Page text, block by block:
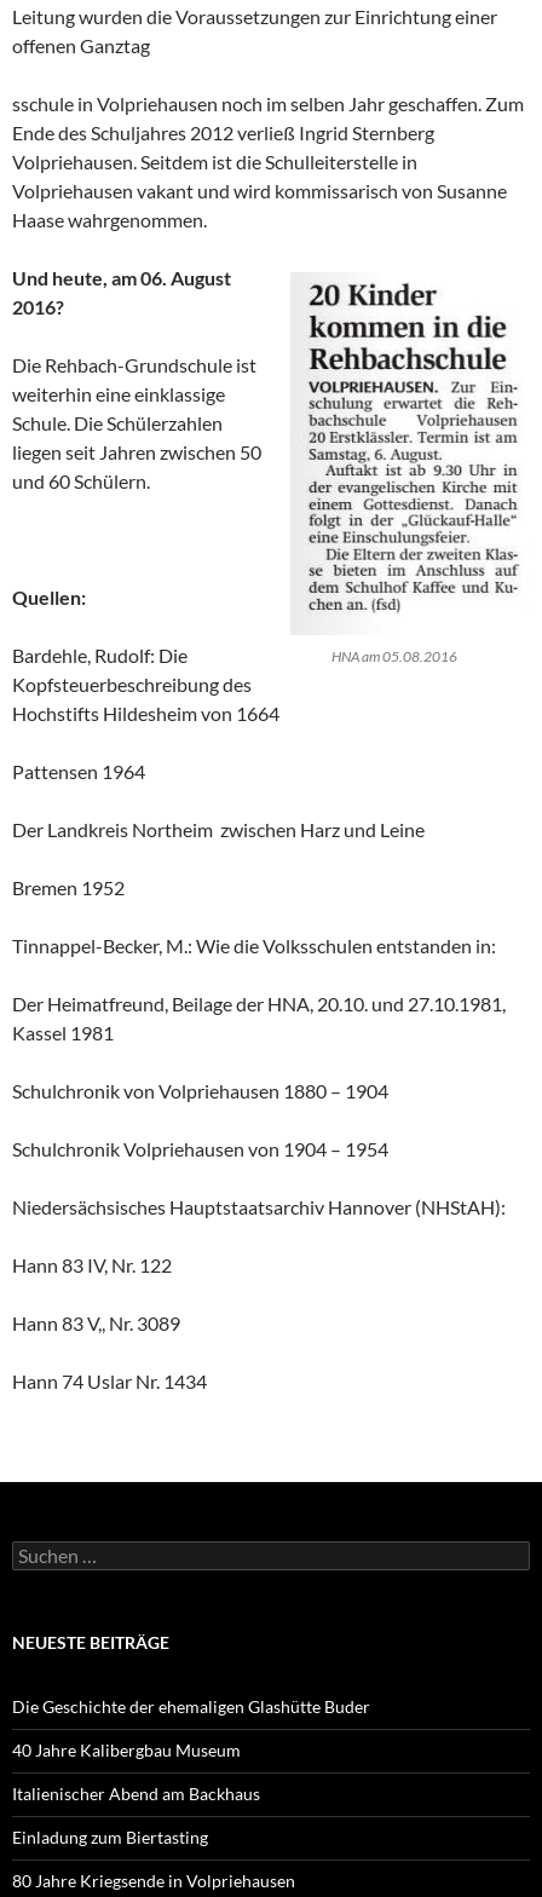
Leitung wurden die Voraussetzungen zur Einrichtung einer
offenen Ganztag
sschule in Volpriehausen noch im selben Jahr geschaffen. Zum
Ende des Schuljahres 2012 verließ Ingrid Sternberg
Volpriehausen. Seitdem ist die Schulleiterstelle in
Volpriehausen vakant und wird kommissarisch von Susanne
Haase wahrgenommen.
HNA am 05.08.2016
Und heute, am 06. August
2016?
Die Rehbach-Grundschule ist
weiterhin eine einklassige
Schule. Die Schülerzahlen
liegen seit Jahren zwischen 50
und 60 Schülern.
Quellen:
Bardehle, Rudolf: Die
Kopfsteuerbeschreibung des
Hochstifts Hildesheim von 1664
Pattensen 1964
Der Landkreis Northeim zwischen Harz und Leine
Bremen 1952
Tinnappel-Becker, M.: Wie die Volksschulen entstanden in:
Der Heimatfreund, Beilage der HNA, 20.10. und 27.10.1981,
Kassel 1981
Schulchronik von Volpriehausen 1880 – 1904
Schulchronik Volpriehausen von 1904 – 1954
Niedersächsisches Hauptstaatsarchiv Hannover (NHStAH):
Hann 83 IV, Nr. 122
Hann 83 V,, Nr. 3089
Hann 74 Uslar Nr. 1434
Suchen
nach:
NEUESTE BEITRÄGE
Die Geschichte der ehemaligen Glashütte Buder
40 Jahre Kalibergbau Museum
Italienischer Abend am Backhaus
Einladung zum Biertasting
80 Jahre Kriegsende in Volpriehausen